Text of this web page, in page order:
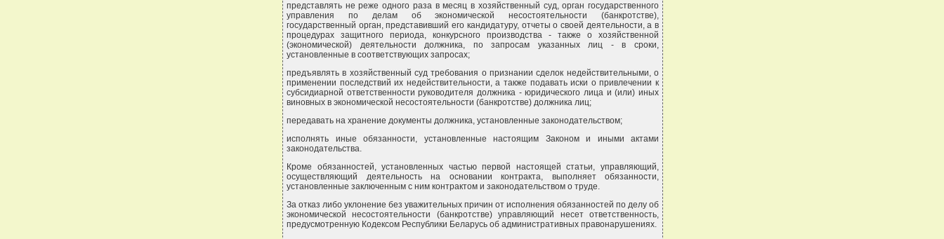
представлять не реже одного раза в месяц в хозяйственный суд, орган государственного
управления по делам об экономической несостоятельности (банкротстве),
государственный орган, представивший его кандидатуру, отчеты о своей деятельности, а в
процедурах защитного периода, конкурсного производства - также о хозяйственной
(экономической) деятельности должника, по запросам указанных лиц - в сроки,
установленные в соответствующих запросах;
предъявлять в хозяйственный суд требования о признании сделок недействительными, о
применении последствий их недействительности, а также подавать иски о привлечении к
субсидиарной ответственности руководителя должника - юридического лица и (или) иных
виновных в экономической несостоятельности (банкротстве) должника лиц;
передавать на хранение документы должника, установленные законодательством;
исполнять иные обязанности, установленные настоящим Законом и иными актами
законодательства.
Кроме обязанностей, установленных частью первой настоящей статьи, управляющий,
осуществляющий деятельность на основании контракта, выполняет обязанности,
установленные заключенным с ним контрактом и законодательством о труде.
За отказ либо уклонение без уважительных причин от исполнения обязанностей по делу об
экономической несостоятельности (банкротстве) управляющий несет ответственность,
предусмотренную Кодексом Республики Беларусь об административных правонарушениях.